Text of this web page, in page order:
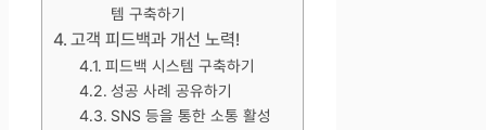
템 구축하기
고객 피드백과 개선 노력!
피드백 시스템 구축하기
성공 사례 공유하기
SNS 등을 통한 소통 활성